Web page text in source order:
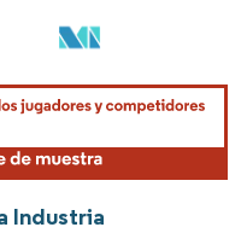
atribución según CC BY 4.0.
Industria